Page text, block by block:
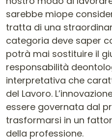
sarebbe miope
tratta di una
categoria deve saper
potrà mai sostituire il
responsabilità
interpretativa che
del Lavoro.
essere governata dal
trasformarsi in un
della professione.